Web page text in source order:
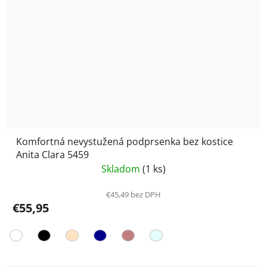
Komfortná nevystužená podprsenka bez kostice
Anita Clara 5459
Skladom (1 ks)
€45,49 bez DPH
€55,95